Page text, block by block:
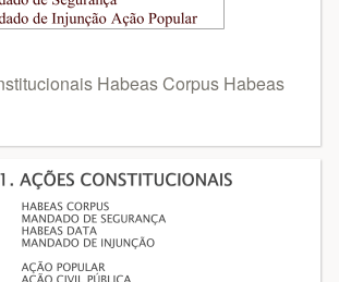
Habeas Corpus Habeas